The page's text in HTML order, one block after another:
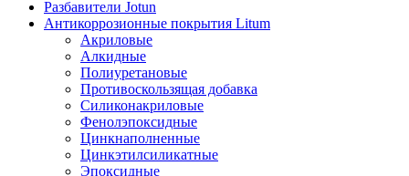
Разбавители Jotun
Антикоррозионные покрытия Litum
Акриловые
Алкидные
Полиуретановые
Противоскользящая добавка
Силиконакриловые
Фенолэпоксидные
Цинкнаполненные
Цинкэтилсиликатные
Эпоксидные